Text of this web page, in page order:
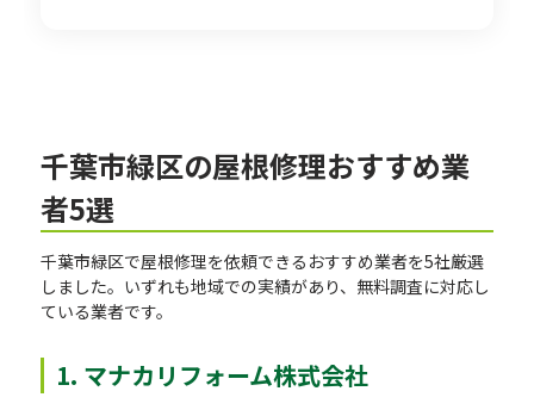
千葉市緑区の屋根修理おすすめ業
者5選
千葉市緑区で屋根修理を依頼できるおすすめ業者を5社厳選
しました。いずれも地域での実績があり、無料調査に対応し
ている業者です。
1. マナカリフォーム株式会社